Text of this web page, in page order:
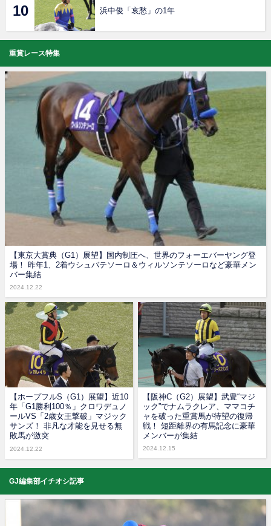
浜中俊「哀愁」の1年
重賞レース特集
【東京大賞典（G1）展望】国内制圧へ、世界のフォーエバーヤング登
場！ 昨年1、2着ウシュバテソーロ＆ウィルソンテソーロなど豪華メン
バー集結
2024.12.22
【ホープフルS（G1）展望】近10
年「G1勝利100％」クロワデュノ
ールVS「2歳女王撃破」マジック
サンズ！ 非凡な才能を見せる無
敗馬が激突
2024.12.22
【阪神C（G2）展望】武豊“マジ
ック”でナムラクレア、ママコチ
ャを破った重賞馬が待望の復帰
戦！ 短距離界の有馬記念に豪華
メンバーが集結
2024.12.15
GJ編集部イチオシ記事